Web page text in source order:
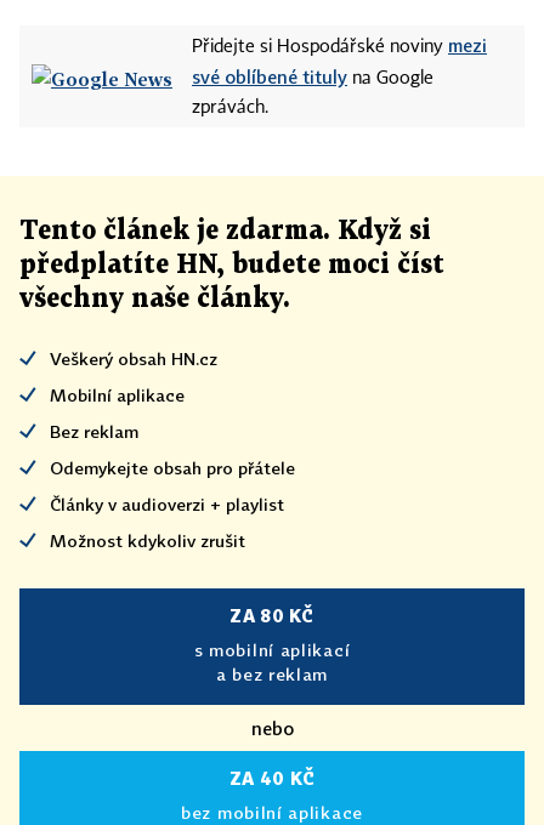
Přidejte si Hospodářské noviny mezi
své oblíbené tituly na Google
zprávách.
Tento článek je zdarma. Když si
předplatíte HN, budete moci číst
všechny naše články.
Veškerý obsah HN.cz
Mobilní aplikace
Bez reklam
Odemykejte obsah pro přátele
Články v audioverzi + playlist
Možnost kdykoliv zrušit
ZA 80 KČ
s mobilní aplikací
a bez reklam
nebo
ZA 40 KČ
bez mobilní aplikace